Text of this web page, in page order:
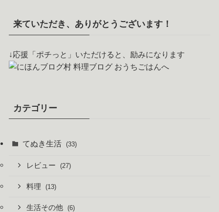
来ていただき、ありがとうございます！
↓応援「ポチっと」いただけると、励みになります
カテゴリー
てぬき生活 (33)
レビュー (27)
料理 (13)
生活その他 (6)